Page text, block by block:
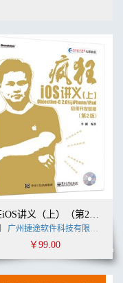
疯狂iOS讲义（上）（第2版）——Objective-C 2.0与iPhone/iPad应用开发基础(含CD光盘1张)
广州捷途软件科技有限公司
￥99.00